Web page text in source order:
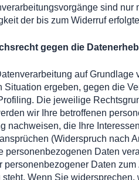
sind
der bis zum Widerruf
gegen die
auf Grundlage
Situation ergeben, gegen die
Die jeweilige
wir Ihre betroffenen
nachweisen, die Ihre
(Widerspruch nach
personenbezogenen Daten
personenbezogener Daten
steht. Wenn Sie